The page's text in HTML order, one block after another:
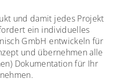
und damit jedes Projekt
ein individuelles
GmbH entwickeln für
und übernehmen alle
Dokumentation für Ihr